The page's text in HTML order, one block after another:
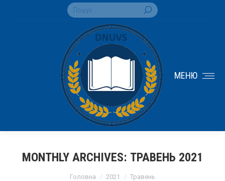
Search:
МЕНЮ
MONTHLY ARCHIVES: ТРАВЕНЬ 2021
Головна 2021 Травень